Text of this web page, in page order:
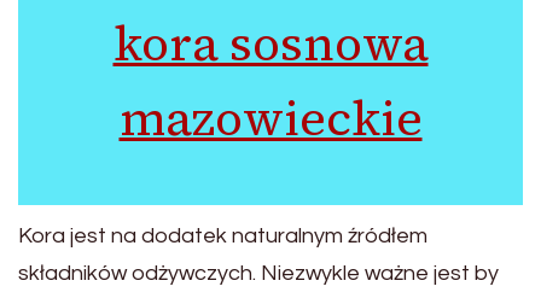
kora sosnowa
mazowieckie
Kora jest na dodatek naturalnym źródłem
składników odżywczych. Niezwykle ważne jest by